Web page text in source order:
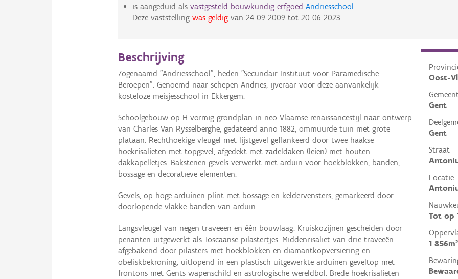
is aangeduid als vastgesteld bouwkundig erfgoed Andriesschool
Deze vaststelling was geldigvan 24-09-2009 tot 20-06-2023
Oost-
Gent
Gent
Straat
Locatie
Tot op
1 856m²
Beschrijving
Zogenaamd "Andriesschool", heden "Secundair Instituut voor Paramedische
Beroepen". Genoemd naar schepen Andries, ijveraar voor deze aanvankelijk
kosteloze meisjesschool in Ekkergem.
Schoolgebouw op H-vormig grondplan in neo-Vlaamse-renaissancestijl naar ontwerp
van Charles Van Rysselberghe, gedateerd anno 1882, ommuurde tuin met grote
plataan. Rechthoekige vleugel met lijstgevel geflankeerd door twee haakse
hoekrisalieten met topgevel, afgedekt met zadeldaken (leien) met houten
dakkapelletjes. Bakstenen gevels verwerkt met arduin voor hoekblokken, banden,
bossage en decoratieve elementen.
Gevels, op hoge arduinen plint met bossage en keldervensters, gemarkeerd door
doorlopende vlakke banden van arduin.
Langsvleugel van negen traveeën en één bouwlaag. Kruiskozijnen gescheiden door
penanten uitgewerkt als Toscaanse pilastertjes. Middenrisaliet van drie traveeën
afgebakend door pilasters met hoekblokken en diamantkopversiering en
obeliskbekroning; uitlopend in een plastisch uitgewerkte arduinen geveltop met
frontons met Gents wapenschild en astrologische wereldbol. Brede hoekrisalieten